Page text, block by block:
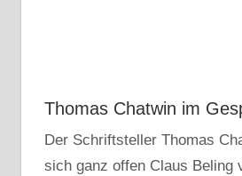
Thomas Chatwin im
Der Schriftsteller Thomas
sich ganz offen Claus Beling